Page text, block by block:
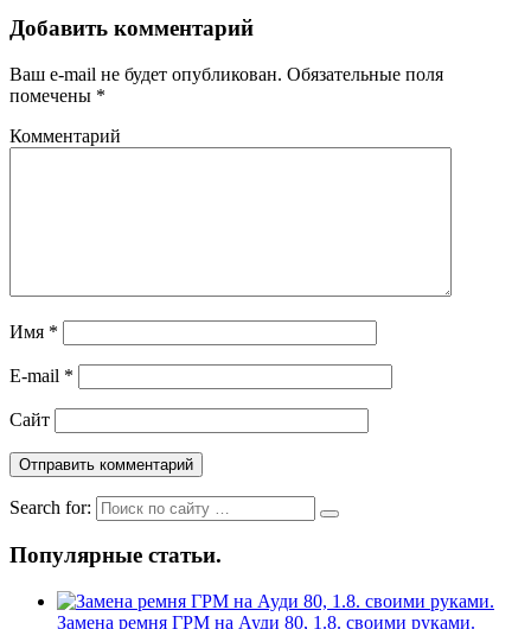
Добавить комментарий
Ваш e-mail не будет опубликован. Обязательные поля
помечены *
Комментарий
Имя *
E-mail *
Сайт
Search for:
Популярные статьи.
Замена ремня ГРМ на Ауди 80, 1.8. своими руками.